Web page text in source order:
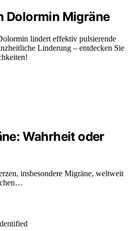
Dolormin Migräne
lindert effektiv pulsierende
Linderung – entdecken Sie
Wahrheit oder
insbesondere Migräne, weltweit